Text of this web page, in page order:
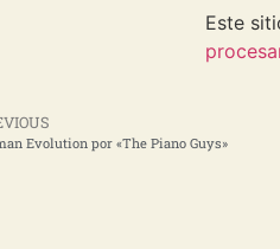
Este
Evolution por «The Piano Guys»